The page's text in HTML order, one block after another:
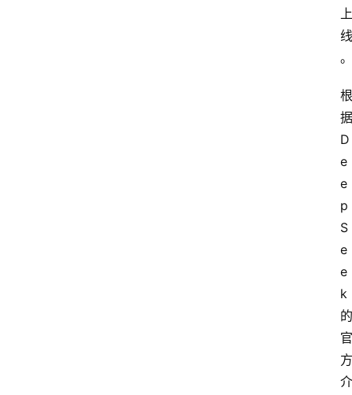
上
线
。
根
据
D
e
e
p
S
e
e
k
的
官
方
介